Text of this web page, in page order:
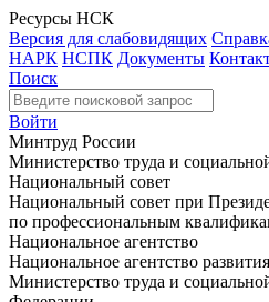
Ресурсы НСК
Версия для слабовидящих
НАРК НСПК Документы
Поиск
Войти
Минтруд России
Министерство труда и
Национальный совет
Национальный совет при
по профессиональным
Национальное агентство
Национальное агентство
Министерство труда и